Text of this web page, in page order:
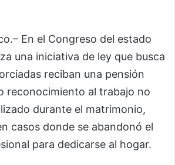
En el Congreso del estado
una iniciativa de ley que busca
reciban una pensión
reconocimiento al trabajo no
durante el matrimonio,
casos donde se abandonó el
para dedicarse al hogar.